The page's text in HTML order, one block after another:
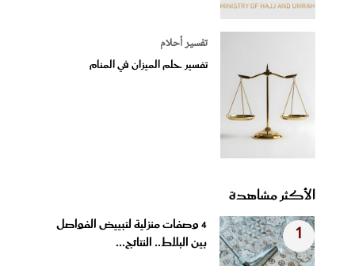
تفسير أحلام
تفسير حلم الميزان في المنام
الأكثر مشاهدة
1
4 وصفات منزلية لتبييض الفواصل
بين البلاط.. النتائج...